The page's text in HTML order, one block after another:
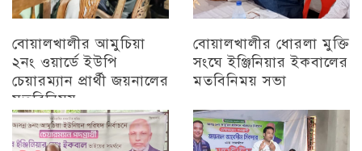
বোয়ালখালীর আমুচিয়া
২নং ওয়ার্ডে ইউপি
চেয়ারম্যান প্রার্থী জয়নালের
মতবিনিময়
চট্টগ্রাম
বোয়ালখালীর ধোরলা মুক্তি
সংঘে ইঞ্জিনিয়ার ইকবালের
মতবিনিময় সভা
চট্টগ্রাম